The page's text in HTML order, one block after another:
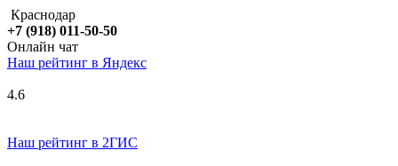
Краснодар
+7 (918) 011-50-50
Онлайн чат
Наш рейтинг в Яндекс
4.6
Наш рейтинг в 2ГИС